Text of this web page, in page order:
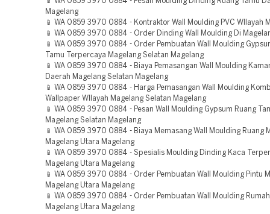
Magelang
📱 WA 0859 3970 0884 - Kontraktor Wall Moulding PVC WIlayah
📱 WA 0859 3970 0884 - Order Dinding Wall Moulding Di
📱 WA 0859 3970 0884 - Order Pembuatan Wall Moulding
Tamu Terpercaya Magelang Selatan Magelang
📱 WA 0859 3970 0884 - Biaya Pemasangan Wall Moulding
Daerah Magelang Selatan Magelang
📱 WA 0859 3970 0884 - Harga Pemasangan Wall Moulding
Wallpaper WIlayah Magelang Selatan Magelang
📱 WA 0859 3970 0884 - Pesan Wall Moulding Gypsum Ruang
Magelang Selatan Magelang
📱 WA 0859 3970 0884 - Biaya Memasang Wall Moulding Ruang
Magelang Utara Magelang
📱 WA 0859 3970 0884 - Spesialis Moulding Dinding Kaca
Magelang Utara Magelang
📱 WA 0859 3970 0884 - Order Pembuatan Wall Moulding Pintu
Magelang Utara Magelang
📱 WA 0859 3970 0884 - Order Pembuatan Wall Moulding
Magelang Utara Magelang